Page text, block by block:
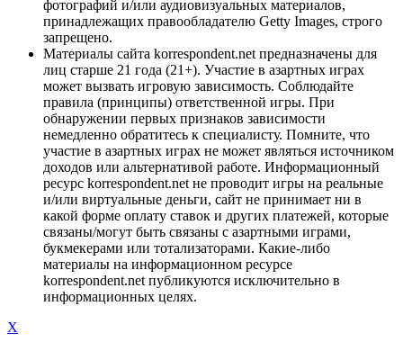
фотографий и/или аудиовизуальных материалов,
принадлежащих правообладателю Getty Images, строго
запрещено.
Материалы сайта korrespondent.net предназначены для
лиц старше 21 года (21+). Участие в азартных играх
может вызвать игровую зависимость. Соблюдайте
правила (принципы) ответственной игры. При
обнаружении первых признаков зависимости
немедленно обратитесь к специалисту. Помните, что
участие в азартных играх не может являться источником
доходов или альтернативой работе. Информационный
ресурс korrespondent.net не проводит игры на реальные
и/или виртуальные деньги, сайт не принимает ни в
какой форме оплату ставок и других платежей, которые
связаны/могут быть связаны с азартными играми,
букмекерами или тотализаторами. Какие-либо
материалы на информационном ресурсе
korrespondent.net публикуются исключительно в
информационных целях.
X